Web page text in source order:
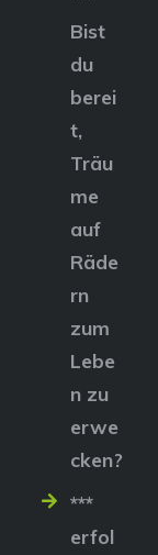
Bist
du
berei
t,
Träu
me
auf
Räde
rn
zum
Lebe
n zu
erwe
cken?
***
erfol